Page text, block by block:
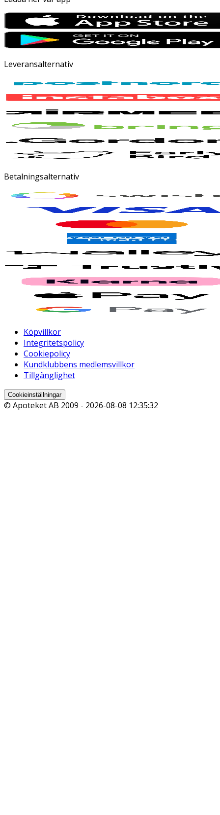
Leveransalternativ
Betalningsalternativ
Köpvillkor
Integritetspolicy
Cookiepolicy
Kundklubbens medlemsvillkor
Tillgänglighet
Cookieinställningar
© Apoteket AB 2009 - 2026-08-08 12:35:32